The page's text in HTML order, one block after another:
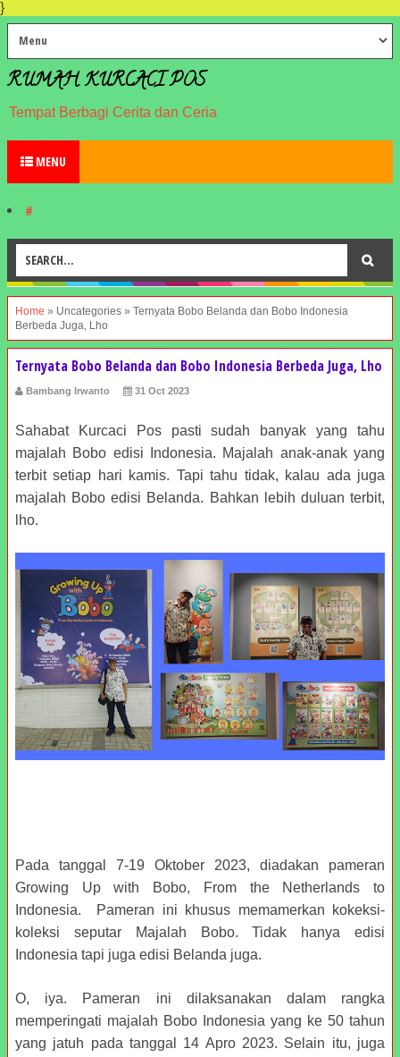
}
RUMAH KURCACI POS
Tempat Berbagi Cerita dan Ceria
MENU
#
Home » Uncategories » Ternyata Bobo Belanda dan Bobo Indonesia
Berbeda Juga, Lho
Ternyata Bobo Belanda dan Bobo Indonesia Berbeda Juga, Lho
Bambang Irwanto 31 Oct 2023
Sahabat Kurcaci Pos pasti sudah banyak yang tahu
majalah Bobo edisi Indonesia. Majalah anak-anak yang
terbit setiap hari kamis. Tapi tahu tidak, kalau ada juga
majalah Bobo edisi Belanda. Bahkan lebih duluan terbit,
lho.
Pada tanggal 7-19 Oktober 2023, diadakan pameran
Growing Up with Bobo, From the Netherlands to
Indonesia. Pameran ini khusus memamerkan kokeksi-
koleksi seputar Majalah Bobo. Tidak hanya edisi
Indonesia tapi juga edisi Belanda juga.
O, iya. Pameran ini dilaksanakan dalam rangka
memperingati majalah Bobo Indonesia yang ke 50 tahun
yang jatuh pada tanggal 14 Apro 2023. Selain itu, juga